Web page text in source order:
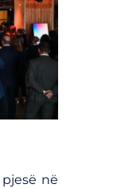
në